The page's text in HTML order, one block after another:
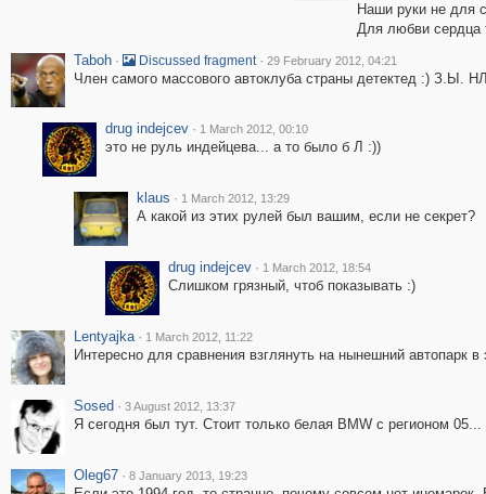
Наши руки не для
Для любви сердца
Taboh · Discussed fragment · 29 February 2012, 04:21
Член самого массового автоклуба страны детектед :) З.Ы.
drug indejcev · 1 March 2012, 00:10
это не руль индейцева... а то было б Л :))
klaus · 1 March 2012, 13:29
А какой из этих рулей был вашим, если не секрет?
drug indejcev · 1 March 2012, 18:54
Слишком грязный, чтоб показывать :)
Lentyajka · 1 March 2012, 11:22
Интересно для сравнения взглянуть на нынешний автопарк
Sosed · 3 August 2012, 13:37
Я сегодня был тут. Стоит только белая BMW с регионом 05...
Oleg67 · 8 January 2013, 19:23